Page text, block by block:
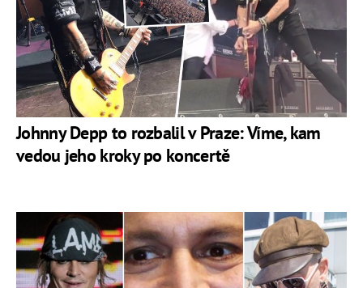
Johnny Depp to rozbalil v Praze: Víme, kam
vedou jeho kroky po koncertě